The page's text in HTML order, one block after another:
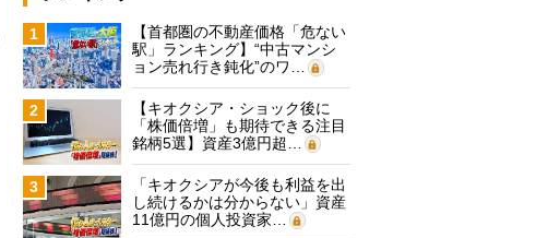
1
【首都圏の不動産価格「危ない
駅」ランキング】“中古マンシ
ョン売れ行き鈍化”のワ…
2
【キオクシア・ショック後に
「株価倍増」も期待できる注目
銘柄5選】資産3億円超…
3
「キオクシアが今後も利益を出
し続けるかは分からない」資産
11億円の個人投資家…